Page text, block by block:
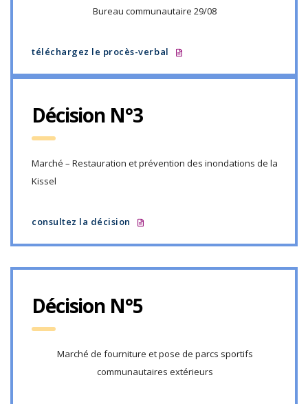
Bureau communautaire 29/08
téléchargez le procès-verbal
Décision N°3
Marché – Restauration et prévention des inondations de la
Kissel
consultez la décision
Décision N°5
Marché de fourniture et pose de parcs sportifs
communautaires extérieurs